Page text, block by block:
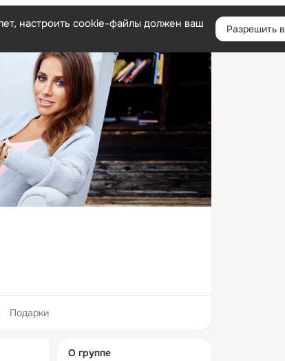
Войти
настроить cookie-файлы должен ваш
Разрешить
Подарки
колонка
О группе